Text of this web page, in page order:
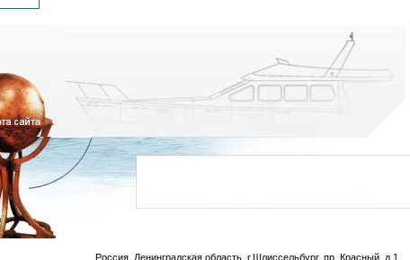
Россия, Ленинградская область, г.Шлиссельбург, пр. Красный, д.1